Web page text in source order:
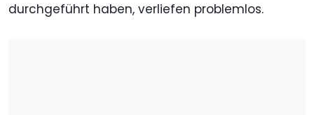
durchgeführt haben, verliefen problemlos.